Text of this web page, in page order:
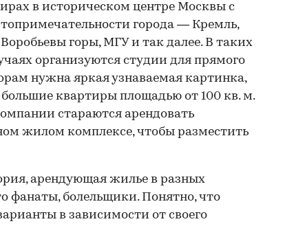
в историческом центре Москвы с
города — Кремль,
горы, МГУ и так далее. В таких
организуются студии для прямого
нужна яркая узнаваемая картинка,
квартиры площадью от 100 кв. м.
стараются арендовать
жилом комплексе, чтобы разместить
арендующая жилье в разных
фанаты, болельщики. Понятно, что
в зависимости от своего